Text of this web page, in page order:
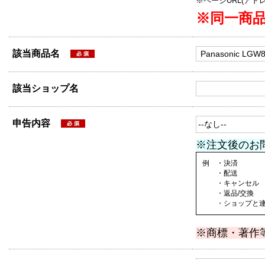
※同一商
該当商品名
該当ショップ名
申告内容
※注文後のお
例 ・決済
・配送
・キャンセル
・返品/交換
・ショップと連
※商標・著作